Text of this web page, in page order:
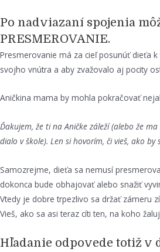
Po nadviazaní spojenia
PRESMEROVANIE.
Presmerovanie má za cieľ posunúť dieťa
svojho vnútra a aby zvažovalo aj pocity
Aničkina mama by mohla pokračovať
Ďakujem, že ti na Aničke záleží (alebo že
dialo v škole). Len si hovorím, či vieš, ako
Samozrejme, dieťa sa nemusí
dokonca bude obhajovať alebo snažiť
Vtedy je dobre trpezlivo sa držať zámeru
Vieš, ako sa asi teraz cíti ten, na koho
Hľadanie odpovede totiž